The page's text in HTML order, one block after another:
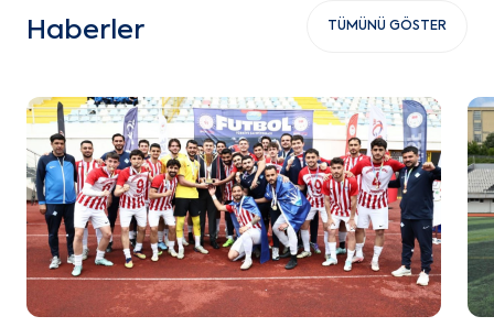
Haberler TÜMÜNÜ GÖSTER